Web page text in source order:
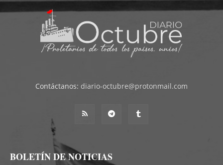
Contáctanos: diario-octubre@protonmail.com
BOLETÍN DE NOTICIAS